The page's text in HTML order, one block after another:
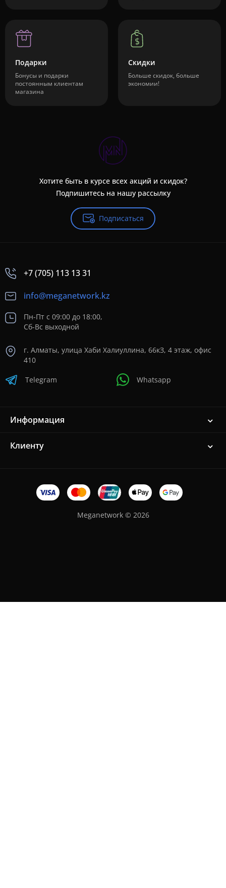
Подарки
Бонусы и подарки
постоянным клиентам
магазина
Скидки
Больше скидок, больше
экономии!
Хотите быть в курсе всех акций и скидок?
Подпишитесь на нашу рассылку
Подписаться
+7 (705) 113 13 31
info@meganetwork.kz
Пн-Пт с 09:00 до 18:00,
Сб-Вс выходной
г. Алматы, улица Хаби Халиуллина, 66кЗ, 4 этаж, офис
410
Telegram Whatsapp
Информация
Клиенту
Meganetwork © 2026